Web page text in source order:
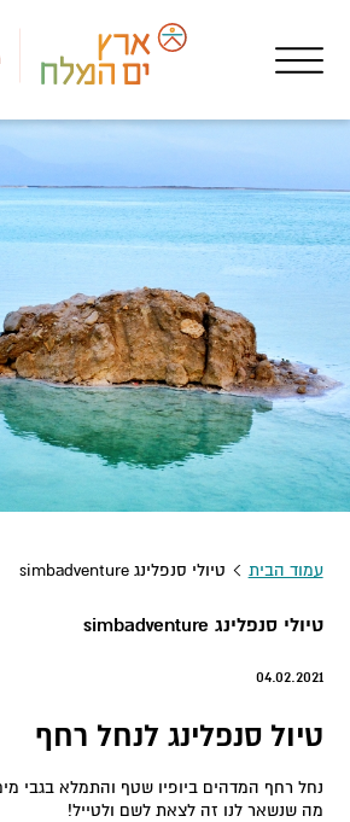
עמוד הבית טיולי סנפלינג simbadventure
טיולי סנפלינג simbadventure
04.02.2021
טיול סנפלינג לנחל רחף
נחל רחף המדהים ביופיו שטף והתמלא בגבי
מה שנשאר לנו זה לצאת לשם ולטייל!